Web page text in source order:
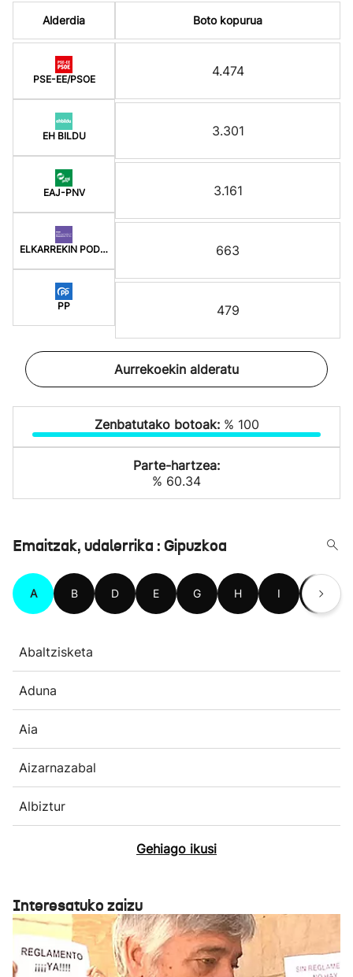
Alderdia
PSE-EE/PSOE
EH BILDU
EAJ-PNV
ELKARREKIN PODEMOS-E
PP
Boto kopurua
4.474
3.301
3.161
663
479
Aurrekoekin alderatu
Zenbatutako botoak: % 100
Parte-hartzea:
% 60.34
Emaitzak, udalerrika : Gipuzkoa
A B D E G H I L
Abaltzisketa
Aduna
Aia
Aizarnazabal
Albiztur
Gehiago ikusi
Interesatuko zaizu